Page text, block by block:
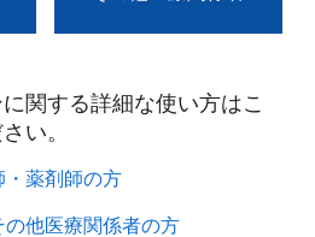
関する詳細な使い方はこ
い。​
・薬剤師の方​
の他医療関係者の方​